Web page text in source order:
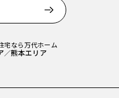
宅なら万代ホーム
／熊本エリア